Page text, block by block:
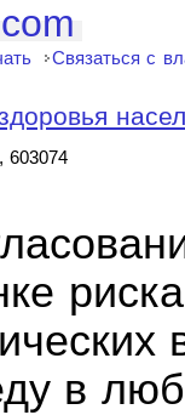
Связаться с
, 603074
в